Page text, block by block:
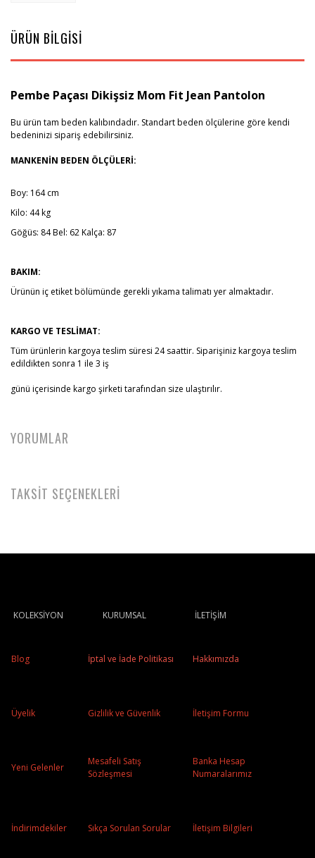
ÜRÜN BİLGİSİ
Pembe Paçası Dikişsiz Mom Fit Jean Pantolon
Bu ürün tam beden kalıbındadır. Standart beden ölçülerine göre kendi
bedeninizi sipariş edebilirsiniz.
MANKENİN BEDEN ÖLÇÜLERİ:
Boy: 164 cm
Kilo: 44 kg
Göğüs: 84 Bel: 62 Kalça: 87
BAKIM:
Ürünün iç etiket bölümünde gerekli yıkama talimatı yer almaktadır.
KARGO VE TESLİMAT:
Tüm ürünlerin kargoya teslim süresi 24 saattir. Siparişiniz kargoya teslim
edildikten sonra 1 ile 3 iş
günü içerisinde kargo şirketi tarafından size ulaştırılır.
YORUMLAR
TAKSİT SEÇENEKLERİ
KOLEKSİYON KURUMSAL İLETİŞİM
Blog İptal ve İade Politikası Hakkımızda
Üyelik Gizlilik ve Güvenlik İletişim Formu
Yeni Gelenler
Mesafeli Satış
Sözleşmesi
Banka Hesap
Numaralarımız
İndirimdekiler Sıkça Sorulan Sorular İletişim Bilgileri